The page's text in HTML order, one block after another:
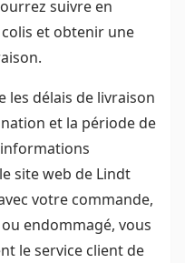
suivre en
et obtenir une
délais de livraison
et la période de
informations
site web de Lindt
votre commande,
endommagé, vous
le service client de